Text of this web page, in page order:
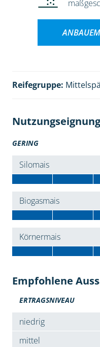
Reifegruppe:
Nutzungseignung
GERING
Silomais
Biogasmais
Körnermais
Empfohlene
ERTRAGSNIVEAU
niedrig
mittel